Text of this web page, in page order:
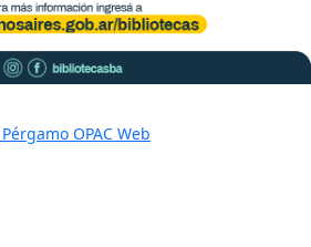
Pérgamo OPAC Web